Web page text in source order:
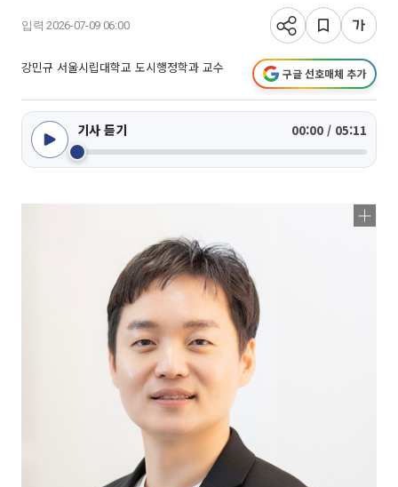
입력 2026-07-09 06:00
강민규 서울시립대학교 도시행정학과 교수 구글 선호매체 추가
기사 듣기 00:00 / 05:11